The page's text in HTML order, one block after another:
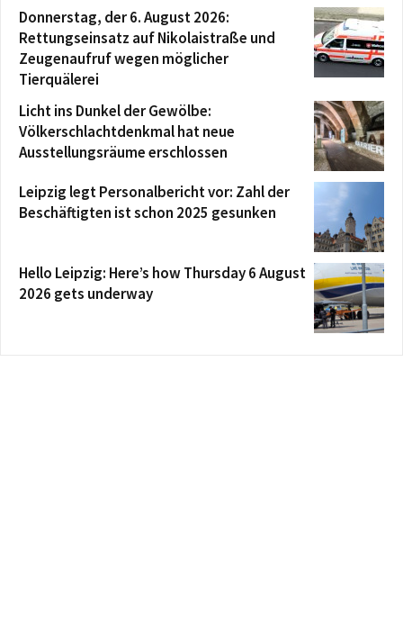
Donnerstag, der 6. August 2026:
Rettungseinsatz auf Nikolaistraße und
Zeugenaufruf wegen möglicher
Tierquälerei
Licht ins Dunkel der Gewölbe:
Völkerschlachtdenkmal hat neue
Ausstellungsräume erschlossen
Leipzig legt Personalbericht vor: Zahl der
Beschäftigten ist schon 2025 gesunken
Hello Leipzig: Here’s how Thursday 6 August
2026 gets underway